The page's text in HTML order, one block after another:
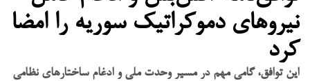
نیروهای دموکراتیک سوریه را امضا
کرد
این توافق، گامی مهم در مسیر وحدت ملی و ادغام ساختارهای نظامی